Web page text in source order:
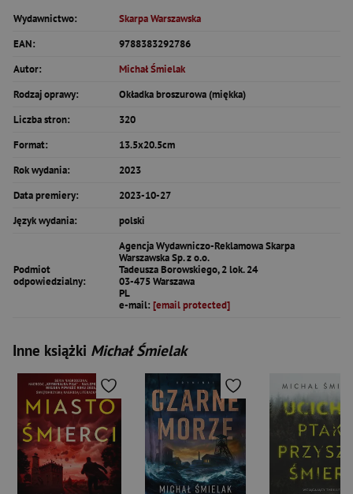
Wydawnictwo:
Skarpa Warszawska
EAN:
9788383292786
Autor:
Michał Śmielak
Rodzaj oprawy:
Okładka broszurowa (miękka)
Liczba stron:
320
Format:
13.5x20.5cm
Rok wydania:
2023
Data premiery:
2023-10-27
Język wydania:
polski
Podmiot
odpowiedzialny:
Agencja Wydawniczo-Reklamowa Skarpa
Warszawska Sp. z o.o.
Tadeusza Borowskiego, 2 lok. 24
03-475 Warszawa
PL
e-mail: [email protected]
Inne książki Michał Śmielak